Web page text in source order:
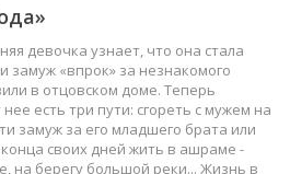
девочка узнает, что она стала
замуж «впрок» за незнакомого
в отцовском доме. Теперь
есть три пути: сгореть с мужем на
замуж за его младшего брата или
своих дней жить в ашраме -
на берегу большой реки... Жизнь в